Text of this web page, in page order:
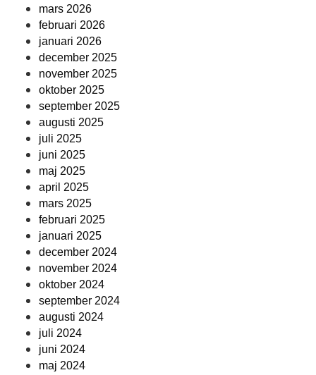
mars 2026
februari 2026
januari 2026
december 2025
november 2025
oktober 2025
september 2025
augusti 2025
juli 2025
juni 2025
maj 2025
april 2025
mars 2025
februari 2025
januari 2025
december 2024
november 2024
oktober 2024
september 2024
augusti 2024
juli 2024
juni 2024
maj 2024